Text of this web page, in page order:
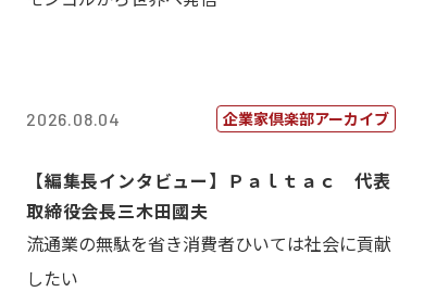
2026.08.04 企業家倶楽部アーカイブ
【編集長インタビュー】Ｐａｌｔａｃ 代表
取締役会長三木田國夫
流通業の無駄を省き消費者ひいては社会に貢献
したい